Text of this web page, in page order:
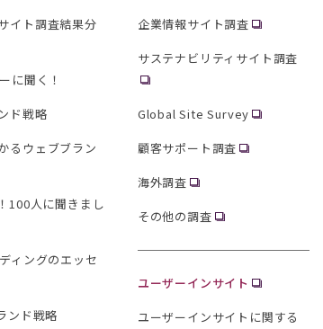
イト調査結果分
に聞く！
ド戦略
るウェブブラン
100人に聞きまし
ィングのエッセ
ンド戦略
企業情報サイト調査
サステナビリティサイト調査
Global Site Survey
顧客サポート調査
海外調査
その他の調査
ユーザーインサイト
ユーザーインサイトに関する